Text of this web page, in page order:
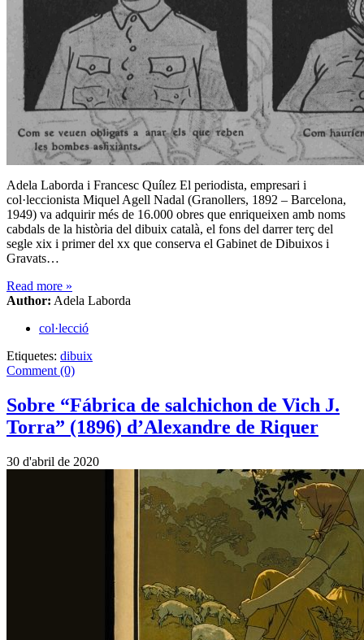
Adela Laborda i Francesc Quílez El periodista, empresari i
col·leccionista Miquel Agell Nadal (Granollers, 1892 – Barcelona,
1949) va adquirir més de 16.000 obres que enriqueixen amb noms
cabdals de la història del dibuix català, el fons del darrer terç del
segle xix i primer del xx que conserva el Gabinet de Dibuixos i
Gravats…
Read more »
Author: Adela Laborda
col·lecció
Etiquetes: dibuix
Comment (0)
Sobre “Fábrica de salchichon de Vich J.
Torra” (1896) d’Alexandre de Riquer
30 d'abril de 2020